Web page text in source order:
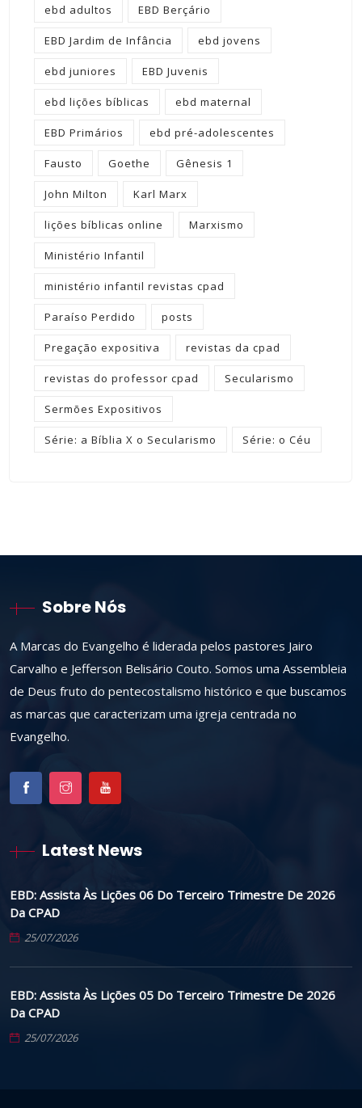
ebd adultos EBD Berçário
EBD Jardim de Infância ebd jovens
ebd juniores EBD Juvenis
ebd lições bíblicas ebd maternal
EBD Primários ebd pré-adolescentes
Fausto Goethe Gênesis 1
John Milton Karl Marx
lições bíblicas online Marxismo
Ministério Infantil
ministério infantil revistas cpad
Paraíso Perdido posts
Pregação expositiva revistas da cpad
revistas do professor cpad Secularismo
Sermões Expositivos
Série: a Bíblia X o Secularismo Série: o Céu
Sobre Nós
A Marcas do Evangelho é liderada pelos pastores Jairo
Carvalho e Jefferson Belisário Couto. Somos uma Assembleia
de Deus fruto do pentecostalismo histórico e que buscamos
as marcas que caracterizam uma igreja centrada no
Evangelho.
Latest News
EBD: Assista Às Lições 06 Do Terceiro Trimestre De 2026
Da CPAD
25/07/2026
EBD: Assista Às Lições 05 Do Terceiro Trimestre De 2026
Da CPAD
25/07/2026